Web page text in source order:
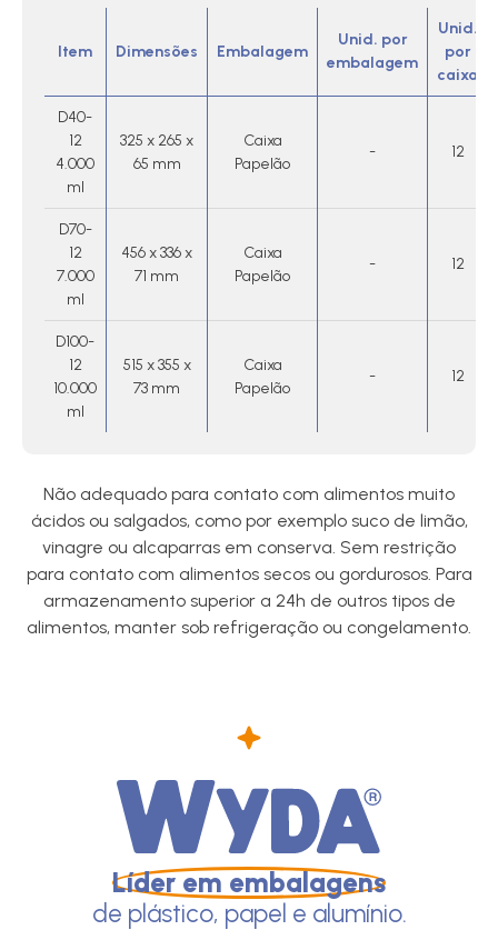
Item Dimensões Embalagem
Unid. por
embalagem
Unid.
por
caixa
D40-
12
4.000
ml
325 x 265 x
65 mm
Caixa
Papelão
- 12
D70-
12
7.000
ml
456 x 336 x
71 mm
Caixa
Papelão
- 12
D100-
12
10.000
ml
515 x 355 x
73 mm
Caixa
Papelão
- 12
Não adequado para contato com alimentos muito
ácidos ou salgados, como por exemplo suco de limão,
vinagre ou alcaparras em conserva. Sem restrição
para contato com alimentos secos ou gordurosos. Para
armazenamento superior a 24h de outros tipos de
alimentos, manter sob refrigeração ou congelamento.
Líder em embalagens
de plástico, papel e alumínio.